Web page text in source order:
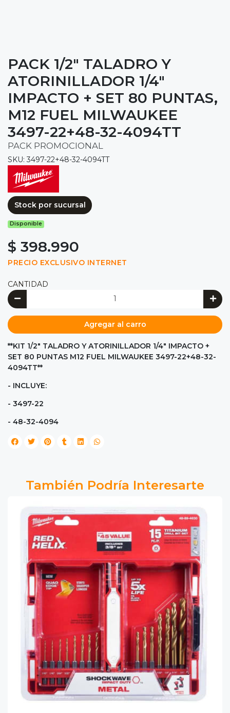
PACK 1/2" TALADRO Y
ATORINILLADOR 1/4"
IMPACTO + SET 80 PUNTAS,
M12 FUEL MILWAUKEE
3497-22+48-32-4094TT
PACK PROMOCIONAL
SKU: 3497-22+48-32-4094TT
Stock por sucursal
Disponible
$ 398.990
PRECIO EXCLUSIVO INTERNET
CANTIDAD
Agregar al carro
**KIT 1/2" TALADRO Y ATORINILLADOR 1/4" IMPACTO +
SET 80 PUNTAS M12 FUEL MILWAUKEE 3497-22+48-32-
4094TT**
- INCLUYE:
- 3497-22
- 48-32-4094
También Podría Interesarte